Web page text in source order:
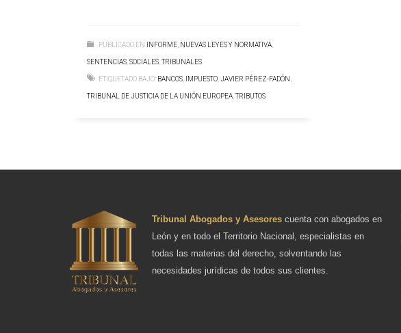
PUBLICADO EN INFORME, NUEVAS LEYES Y NORMATIVA,
SENTENCIAS,SOCIALES, TRIBUNALES
ETIQUETADO BAJO: BANCOS, IMPUESTO,JAVIER PÉREZ-FADÓN,
TRIBUNAL DE JUSTICIA DE LA UNIÓN EUROPEA, TRIBUTOS
Tribunal Abogados y Asesores cuenta con abogados en
León y en todo el Territorio Nacional, especialistas en
todas las materias del derecho, solventando las
necesidades jurídicas de todos sus clientes.